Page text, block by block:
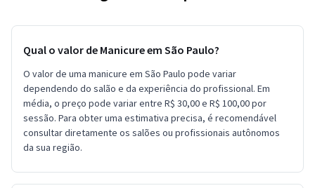
Qual o valor de Manicure em São Paulo?
O valor de uma manicure em São Paulo pode variar
dependendo do salão e da experiência do profissional. Em
média, o preço pode variar entre R$ 30,00 e R$ 100,00 por
sessão. Para obter uma estimativa precisa, é recomendável
consultar diretamente os salões ou profissionais autônomos
da sua região.